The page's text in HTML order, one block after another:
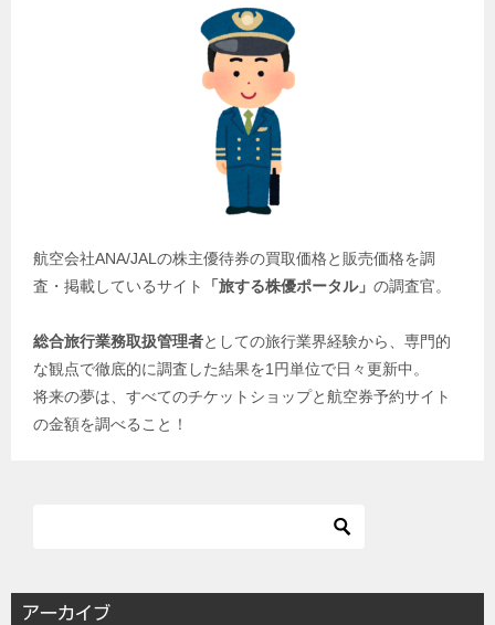
航空会社ANA/JALの株主優待券の買取価格と販売価格を調
査・掲載しているサイト
「旅する株優ポータル」 の調査官。
総合旅行業務取扱管理者としての旅行業界経験から、専門的
な観点で徹底的に調査した結果を1円単位で日々更新中。
将来の夢は、すべてのチケットショップと航空券予約サイト
の金額を調べること！
アーカイブ